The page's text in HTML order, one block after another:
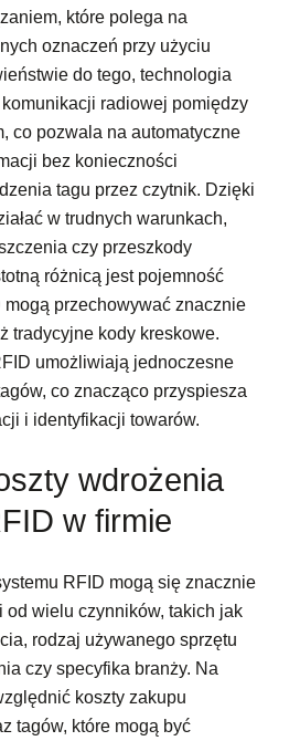
które polega na
oznaczeń przy użyciu
do tego, technologia
radiowej pomiędzy
co pozwala na automatyczne
bez konieczności
tagu przez czytnik. Dzięki
w trudnych warunkach,
czy przeszkody
różnicą jest pojemność
przechowywać znacznie
tradycyjne kody kreskowe.
umożliwiają jednoczesne
co znacząco przyspiesza
i identyfikacji towarów.
wdrożenia
w firmie
RFID mogą się znacznie
od wielu czynników, takich jak
rodzaj używanego sprzętu
czy specyfika branży. Na
koszty zakupu
tagów, które mogą być